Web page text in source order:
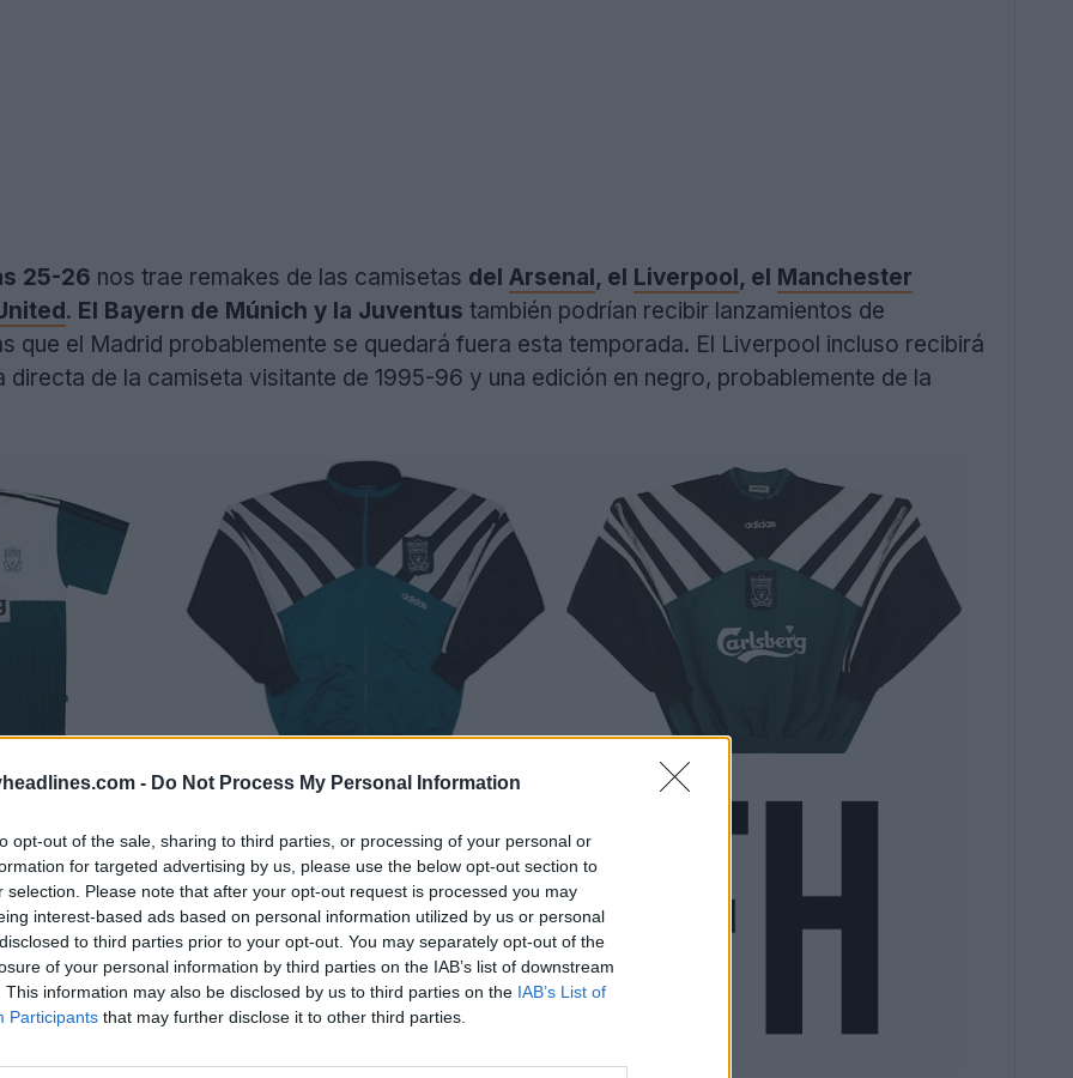
- Do Not Process My Personal Information
opt-out of the sale, sharing to third parties, or processing of your personal or
for targeted advertising by us, please use the below opt-out section to
selection. Please note that after your opt-out request is processed you may
interest-based ads based on personal information utilized by us or personal
to third parties prior to your opt-out. You may separately opt-out of the
of your personal information by third parties on the IAB’s list of downstream
This information may also be disclosed by us to third parties on the IAB’s List of
Participants that may further disclose it to other third parties.
25-26 nos trae remakes de las camisetas del Arsenal, el Liverpool, el Manchester
. El Bayern de Múnich y la Juventus también podrían recibir lanzamientos de
que el Madrid probablemente se quedará fuera esta temporada. El Liverpool incluso recibirá
directa de la camiseta visitante de 1995-96 y una edición en negro, probablemente de la